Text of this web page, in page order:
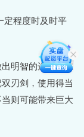
定程度时及时平
明智的选择，在
刃剑，使用得当
则可能带来巨大